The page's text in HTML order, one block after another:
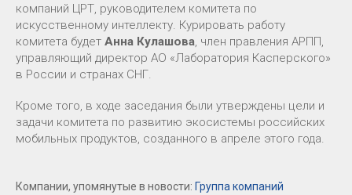
компаний ЦРТ, руководителем комитета по
искусственному интеллекту. Курировать работу
комитета будет Анна Кулашова, член правления АРПП,
управляющий директор АО «Лаборатория Касперского»
в России и странах СНГ.
Кроме того, в ходе заседания были утверждены цели и
задачи комитета по развитию экосистемы российских
мобильных продуктов, созданного в апреле этого года.
Компании, упомянутые в новости: Группа компаний